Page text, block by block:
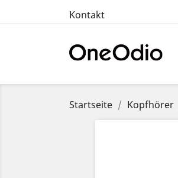
Kontakt
Startseite Kopfhörer